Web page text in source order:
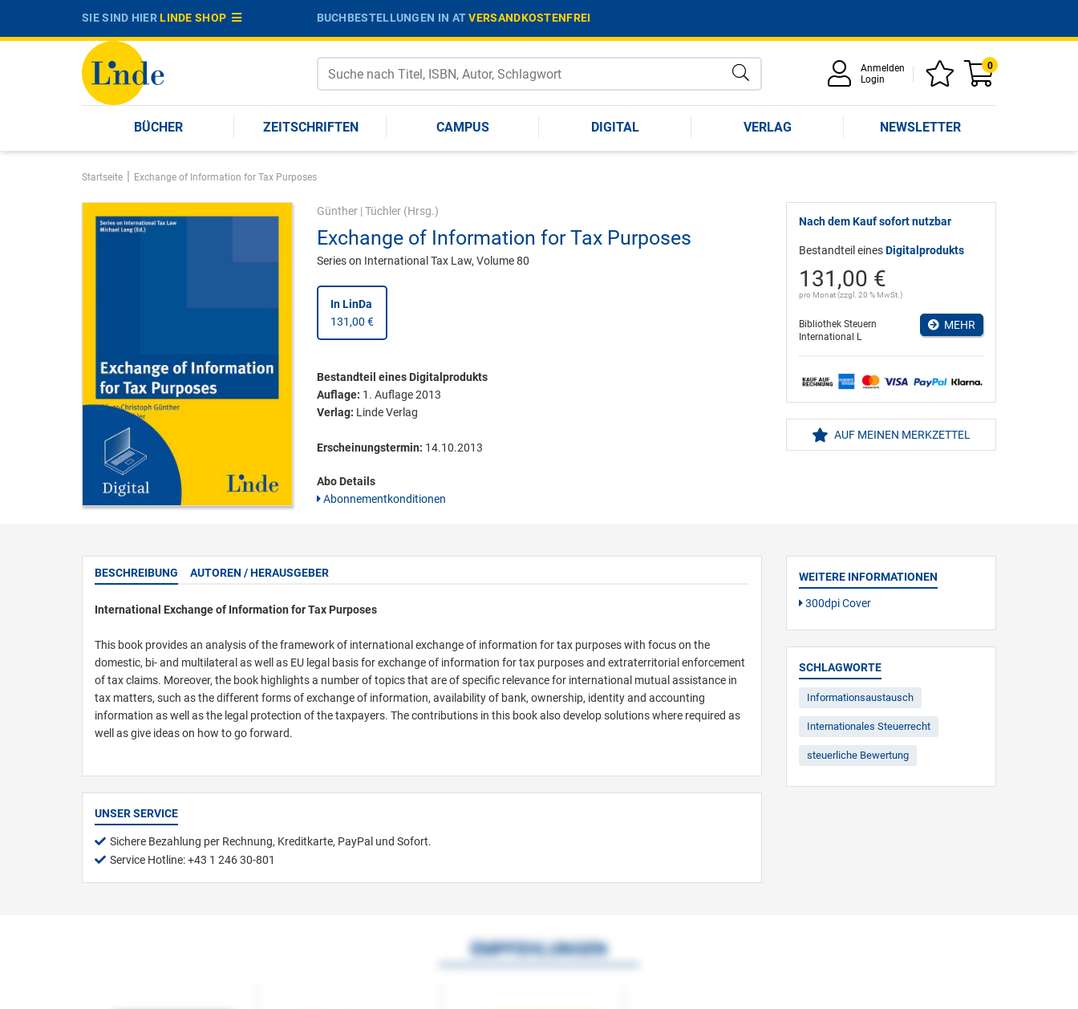
SIE SIND HIERLINDE SHOP BUCHBESTELLUNGEN IN ATVERSANDKOSTENFREI
Anmelden
Login
0
BÜCHER ZEITSCHRIFTEN CAMPUS DIGITAL VERLAG NEWSLETTER
Startseite | Exchange of Information for Tax Purposes
Günther| Tüchler(Hrsg.)
Exchange of Information for Tax Purposes
Series on International Tax Law, Volume 80
In LinDa
131,00 €
Bestandteil eines Digitalprodukts
Auflage: 1. Auflage 2013
Verlag: Linde Verlag
Erscheinungstermin: 14.10.2013
Abo Details
Abonnementkonditionen
Nach dem Kauf sofort nutzbar
Bestandteil einesDigitalprodukts
131,00 €
pro Monat (zzgl. 20 % MwSt.)
Bibliothek Steuern
International L
MEHR
AUF MEINEN MERKZETTEL
BESCHREIBUNG AUTOREN / HERAUSGEBER
International Exchange of Information for Tax Purposes
This book provides an analysis of the framework of international exchange of information for tax purposes with focus on the
domestic, bi- and multilateral as well as EU legal basis for exchange of information for tax purposes and extraterritorial enforcement
of tax claims. Moreover, the book highlights a number of topics that are of specific relevance for international mutual assistance in
tax matters, such as the different forms of exchange of information, availability of bank, ownership, identity and accounting
information as well as the legal protection of the taxpayers. The contributions in this book also develop solutions where required as
well as give ideas on how to go forward.
UNSER SERVICE
Sichere Bezahlung per Rechnung, Kreditkarte, PayPal und Sofort.
Service Hotline: +43 1 246 30-801
WEITERE INFORMATIONEN
300dpi Cover
SCHLAGWORTE
Informationsaustausch
Internationales Steuerrecht
steuerliche Bewertung
EMPFEHLUNGEN